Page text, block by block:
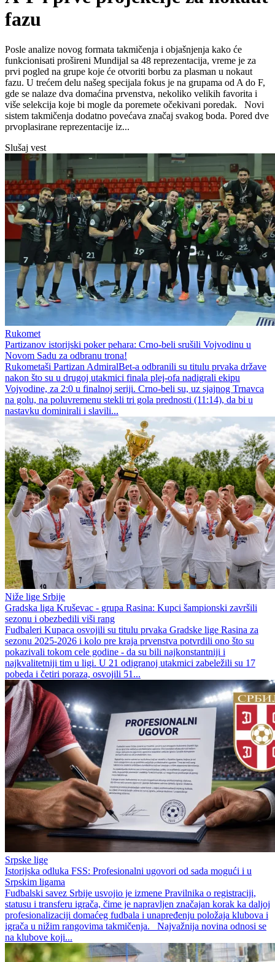
fazu
Posle analize novog formata takmičenja i objašnjenja kako će
funkcionisati prošireni Mundijal sa 48 reprezentacija, vreme je za
prvi pogled na grupe koje će otvoriti borbu za plasman u nokaut
fazu. U trećem delu našeg specijala fokus je na grupama od A do F,
gde se nalaze dva domaćina prvenstva, nekoliko velikih favorita i
više selekcija koje bi mogle da poremete očekivani poredak. Novi
sistem takmičenja dodatno povećava značaj svakog boda. Pored dve
prvoplasirane reprezentacije iz...
Slušaj vest
Rukomet
Partizanov istorijski poker pehara: Crno-beli srušili Vojvodinu u
Novom Sadu za odbranu trona!
Rukometaši Partizan AdmiralBet-a odbranili su titulu prvaka države
nakon što su u drugoj utakmici finala plej-ofa nadigrali ekipu
Vojvodine, za 2:0 u finalnoj seriji. Crno-beli su, uz sjajnog Trnavca
na golu, na poluvremenu stekli tri gola prednosti (11:14), da bi u
nastavku dominirali i slavili...
Niže lige Srbije
Gradska liga Kruševac - grupa Rasina: Kupci šampionski završili
sezonu i obezbedili viši rang
Fudbaleri Kupaca osvojili su titulu prvaka Gradske lige Rasina za
sezonu 2025-2026 i kolo pre kraja prvenstva potvrdili ono što su
pokazivali tokom cele godine - da su bili najkonstantniji i
najkvalitetniji tim u ligi. U 21 odigranoj utakmici zabeležili su 17
pobeda i četiri poraza, osvojili 51...
Srpske lige
Istorijska odluka FSS: Profesionalni ugovori od sada mogući i u
Srpskim ligama
Fudbalski savez Srbije usvojio je izmene Pravilnika o registraciji,
statusu i transferu igrača, čime je napravljen značajan korak ka daljoj
profesionalizaciji domaćeg fudbala i unapređenju položaja klubova i
igrača u nižim rangovima takmičenja. Najvažnija novina odnosi se
na klubove koji...